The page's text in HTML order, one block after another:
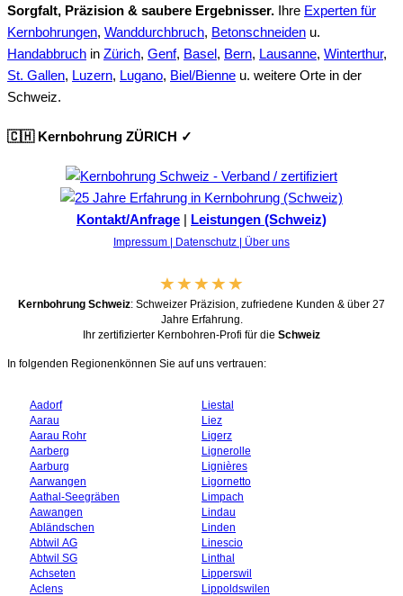
Sorgfalt, Präzision & saubere Ergebnisser. Ihre Experten für
Kernbohrungen, Wanddurchbruch, Betonschneiden u.
Handabbruch in Zürich, Genf, Basel, Bern, Lausanne, Winterthur,
St. Gallen, Luzern, Lugano, Biel/Bienne u. weitere Orte in der
Schweiz.
🇨🇭 Kernbohrung ZÜRICH ✓
Kontakt/Anfrage | Leistungen (Schweiz)
Impressum | Datenschutz | Über uns
Kernbohrung Schweiz: Schweizer Präzision, zufriedene Kunden & über 27
Jahre Erfahrung.
Ihr zertifizierter Kernbohren-Profi für die Schweiz
In folgenden Regionenkönnen Sie auf uns vertrauen:
Aadorf
Aarau
Aarau Rohr
Aarberg
Aarburg
Aarwangen
Aathal-Seegräben
Aawangen
Abländschen
Abtwil AG
Abtwil SG
Achseten
Aclens
Liestal
Liez
Ligerz
Lignerolle
Lignières
Ligornetto
Limpach
Lindau
Linden
Linescio
Linthal
Lipperswil
Lippoldswilen